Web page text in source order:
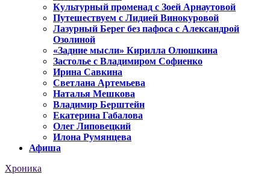
Культурный променад с Зоей Арнаутовой
Путешествуем с Лидией Винокуровой
Лазурный Берег без пафоса с Александрой
Озолиной
«Задние мысли» Кирилла Олюшкина
Застолье с Владимиром Софиенко
Ирина Савкина
Светлана Артемьева
Наталья Мешкова
Владимир Берштейн
Екатерина Габалова
Олег Липовецкий
Илона Румянцева
Афиша
Хроника